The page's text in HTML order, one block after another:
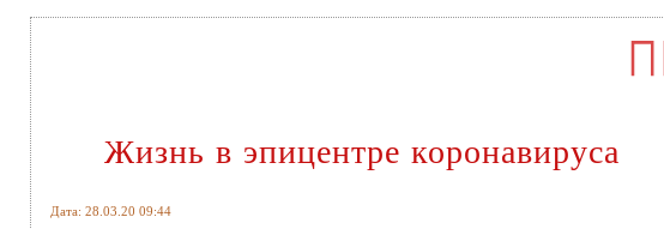
Жизнь в эпицентре коронавируса
Дата: 28.03.20 09:44